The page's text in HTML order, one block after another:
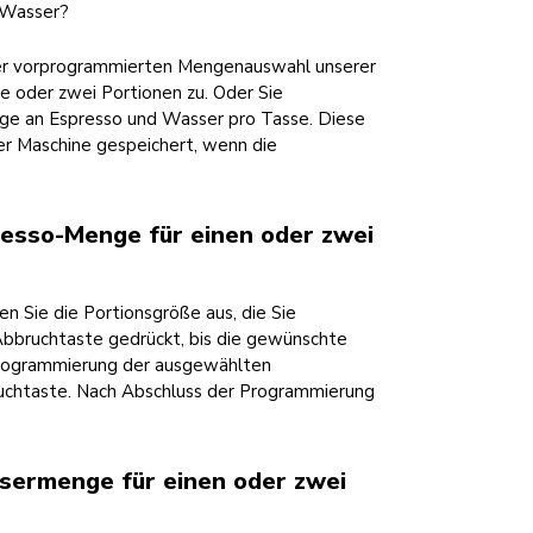
vorprogrammierten Mengenauswahl unserer
oder zwei Portionen zu. Oder Sie
an Espresso und Wasser pro Tasse. Diese
Maschine gespeichert, wenn die
Menge für einen oder zwei
Sie die Portionsgröße aus, die Sie
gedrückt, bis die gewünschte
der ausgewählten
Nach Abschluss der Programmierung
für einen oder zwei